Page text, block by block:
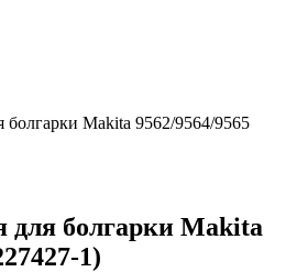
болгарки Makita 9562/9564/9565
для болгарки Makita
1)